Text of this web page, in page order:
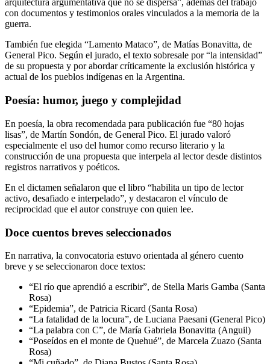
arquitectura argumentativa que no se dispersa”, además del trabajo
con documentos y testimonios orales vinculados a la memoria de la
guerra.
También fue elegida “Lamento Mataco”, de Matías Bonavitta, de
General Pico. Según el jurado, el texto sobresale por “la intensidad”
de su propuesta y por abordar críticamente la exclusión histórica y
actual de los pueblos indígenas en la Argentina.
Poesía: humor, juego y complejidad
En poesía, la obra recomendada para publicación fue “80 hojas
lisas”, de Martín Sondón, de General Pico. El jurado valoró
especialmente el uso del humor como recurso literario y la
construcción de una propuesta que interpela al lector desde distintos
registros narrativos y poéticos.
En el dictamen señalaron que el libro “habilita un tipo de lector
activo, desafiado e interpelado”, y destacaron el vínculo de
reciprocidad que el autor construye con quien lee.
Doce cuentos breves seleccionados
En narrativa, la convocatoria estuvo orientada al género cuento
breve y se seleccionaron doce textos:
“El río que aprendió a escribir”, de Stella Maris Gamba (Santa
Rosa)
“Epidemia”, de Patricia Ricard (Santa Rosa)
“La fatalidad de la locura”, de Luciana Paesani (General Pico)
“La palabra con C”, de María Gabriela Bonavitta (Anguil)
“Poseídos en el monte de Quehué”, de Marcela Zuazo (Santa
Rosa)